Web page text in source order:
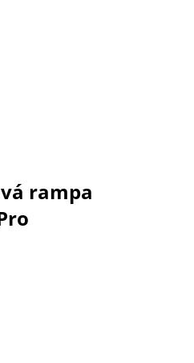
rampa